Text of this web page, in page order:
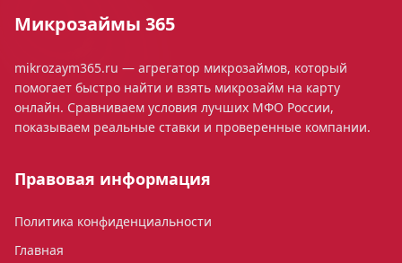
Микрозаймы 365
mikrozaym365.ru — агрегатор микрозаймов, который
помогает быстро найти и взять микрозайм на карту
онлайн. Сравниваем условия лучших МФО России,
показываем реальные ставки и проверенные компании.
Правовая информация
Политика конфиденциальности
Главная